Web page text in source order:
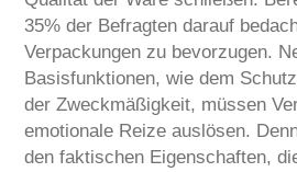
35% der Befragten darauf
Verpackungen zu bevorzugen.
Basisfunktionen, wie dem
der Zweckmäßigkeit, müssen
emotionale Reize auslösen.
den faktischen Eigenschaften,